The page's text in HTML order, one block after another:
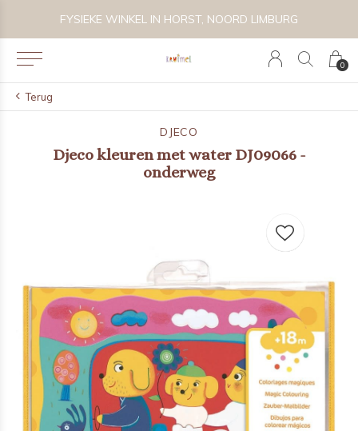
0
FYSIEKE WINKEL IN HORST, NOORD LIMBURG
Terug
DJECO
Djeco kleuren met water DJ09066 -
onderweg